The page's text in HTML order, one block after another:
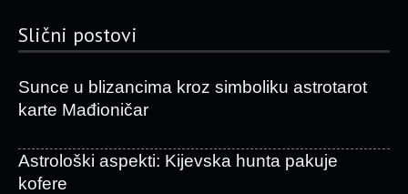
Slični postovi
Sunce u blizancima kroz simboliku astrotarot
karte Mađioničar
Astrološki aspekti: Kijevska hunta pakuje
kofere